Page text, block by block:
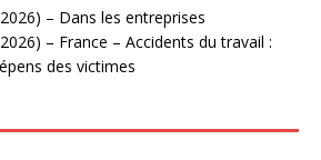
– Dans les entreprises
– France – Accidents du travail :
des victimes